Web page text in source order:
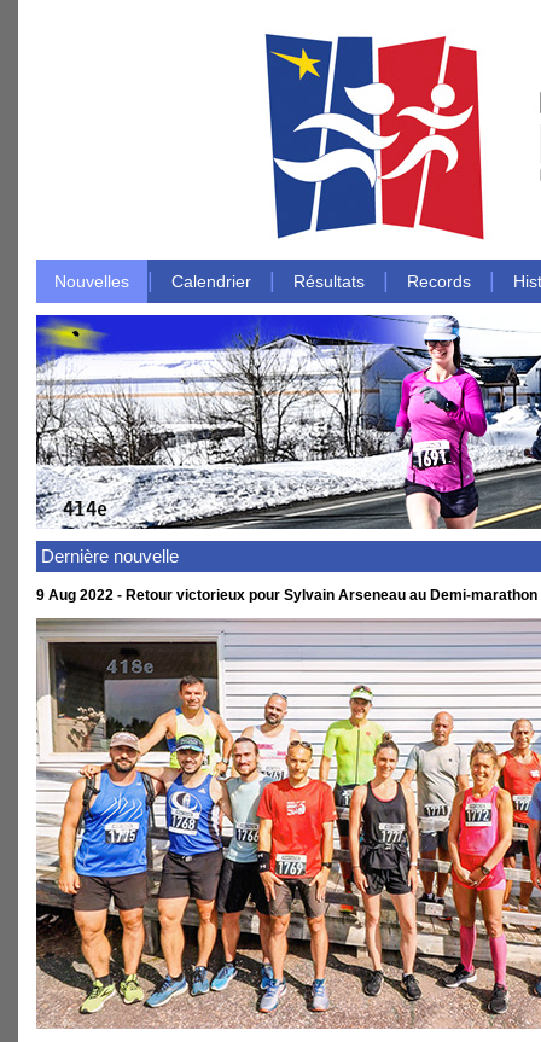
Nouvelles Calendrier Résultats Records
Dernière nouvelle
9 Aug 2022 - Retour victorieux pour Sylvain Arseneau au Demi-marathon